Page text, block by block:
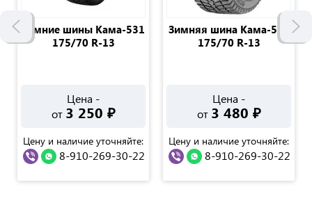
Зимние шины Кама-531
175/70 R-13
Цена -
от 3 250 ₽
Цену и наличие уточняйте:
8-910-269-30-22
Зимняя шина Кама-505
175/70 R-13
Цена -
от 3 480 ₽
Цену и наличие уточняйте:
8-910-269-30-22